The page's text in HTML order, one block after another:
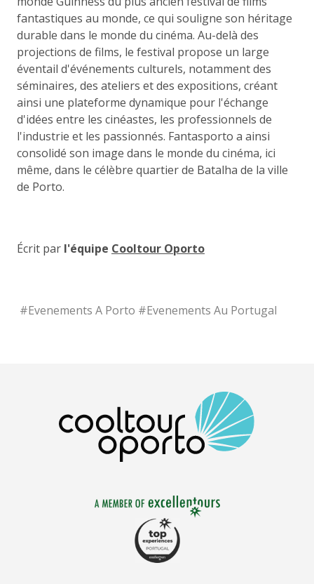
fantastiques au monde, ce qui souligne son héritage
durable dans le monde du cinéma. Au-delà des
projections de films, le festival propose un large
éventail d'événements culturels, notamment des
séminaires, des ateliers et des expositions, créant
ainsi une plateforme dynamique pour l'échange
d'idées entre les cinéastes, les professionnels de
l'industrie et les passionnés. Fantasporto a ainsi
consolidé son image dans le monde du cinéma, ici
même, dans le célèbre quartier de Batalha de la ville
de Porto.
Écrit par l'équipe Cooltour Oporto
#Evenements A Porto #Evenements Au Portugal